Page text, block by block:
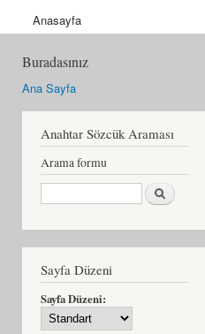
Anasayfa
Buradasınız
Ana Sayfa
Anahtar Sözcük Araması
Arama formu
Ara
Sayfa Düzeni
Sayfa Düzeni: